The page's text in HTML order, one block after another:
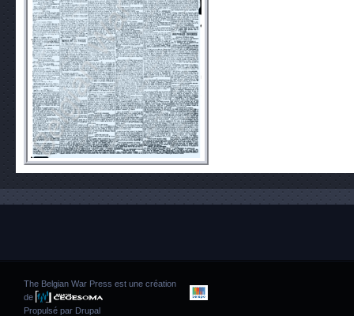
The Belgian War Press est une création
de
Propulsé par Drupal